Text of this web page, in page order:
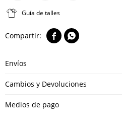
Guía de talles
 
Envíos
Cambios y Devoluciones
Medios de pago